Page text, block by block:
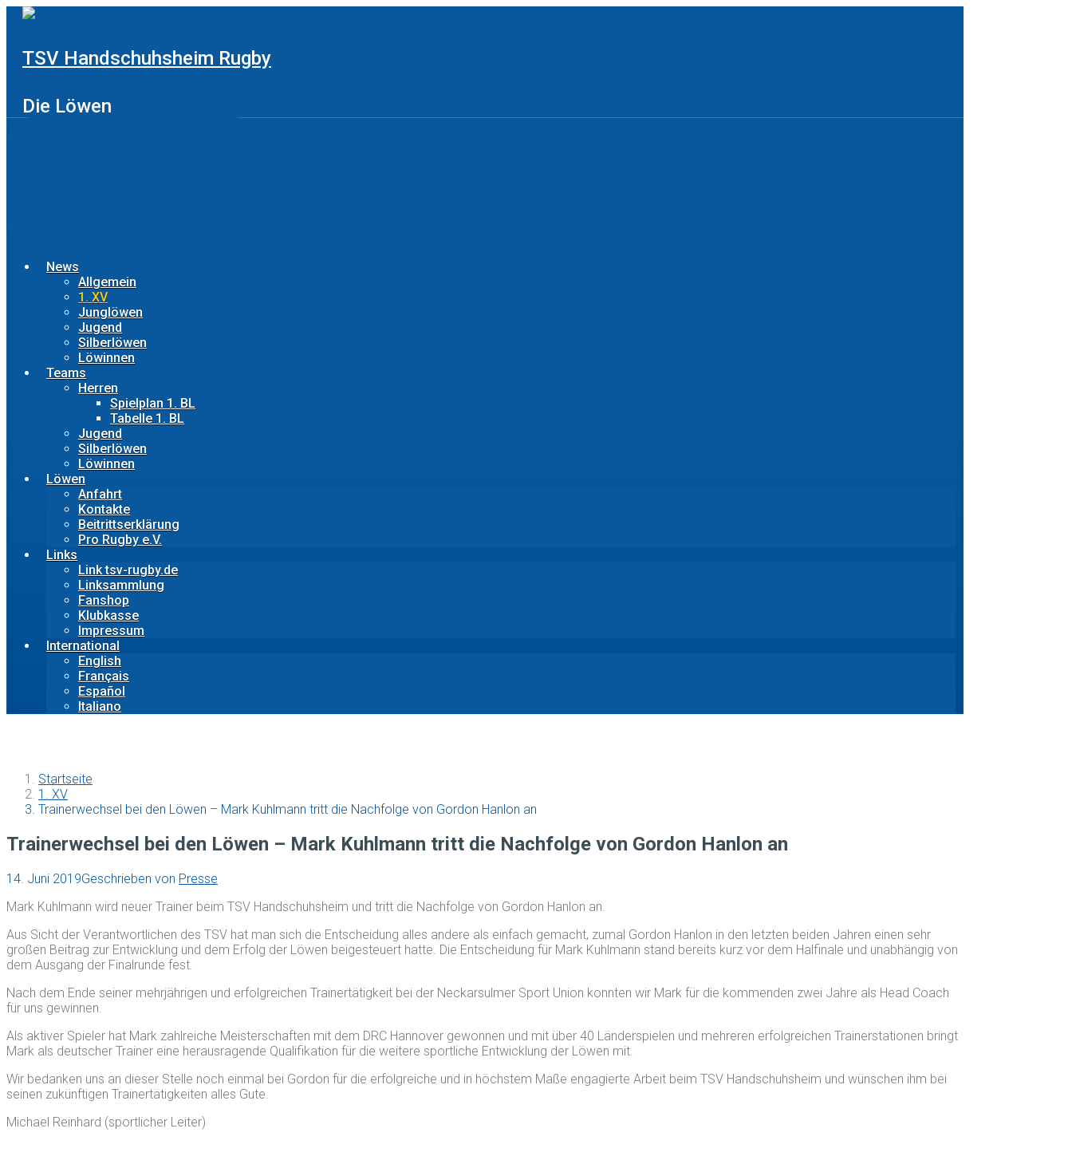
Zum
TSV Handschuhsheim Rugby
Die Löwen
News
Allgemein
1. XV
Junglöwen
Jugend
Silberlöwen
Löwinnen
Teams
Herren
Spielplan 1. BL
Tabelle 1. BL
Jugend
Silberlöwen
Löwinnen
Löwen
Anfahrt
Kontakte
Beitrittserklärung
Pro Rugby e.V.
Links
Link tsv-rugby.de
Linksammlung
Fanshop
Klubkasse
Impressum
International
English
Français
Español
Italiano
Startseite
1. XV
Trainerwechsel bei den Löwen – Mark Kuhlmann tritt die Nachfolge von Gordon Hanlon an
Trainerwechsel bei den Löwen – Mark Kuhlmann tritt die Nachfolge von Gordon Hanlon an
14. Juni 2019Geschrieben von Presse
Mark Kuhlmann wird neuer Trainer beim TSV Handschuhsheim und tritt die Nachfolge von Gordon Hanlon an.
Aus Sicht der Verantwortlichen des TSV hat man sich die Entscheidung alles andere als einfach gemacht, zumal Gordon Hanlon in den letzten beiden Jahren einen sehr
großen Beitrag zur Entwicklung und dem Erfolg der Löwen beigesteuert hatte. Die Entscheidung für Mark Kuhlmann stand bereits kurz vor dem Halfinale und unabhängig von
dem Ausgang der Finalrunde fest.
Nach dem Ende seiner mehrjährigen und erfolgreichen Trainertätigkeit bei der Neckarsulmer Sport Union konnten wir Mark für die kommenden zwei Jahre als Head Coach
für uns gewinnen.
Als aktiver Spieler hat Mark zahlreiche Meisterschaften mit dem DRC Hannover gewonnen und mit über 40 Länderspielen und mehreren erfolgreichen Trainerstationen bringt
Mark als deutscher Trainer eine herausragende Qualifikation für die weitere sportliche Entwicklung der Löwen mit.
Wir bedanken uns an dieser Stelle noch einmal bei Gordon für die erfolgreiche und in höchstem Maße engagierte Arbeit beim TSV Handschuhsheim und wünschen ihm bei
seinen zukünftigen Trainertätigkeiten alles Gute.
Michael Reinhard (sportlicher Leiter)